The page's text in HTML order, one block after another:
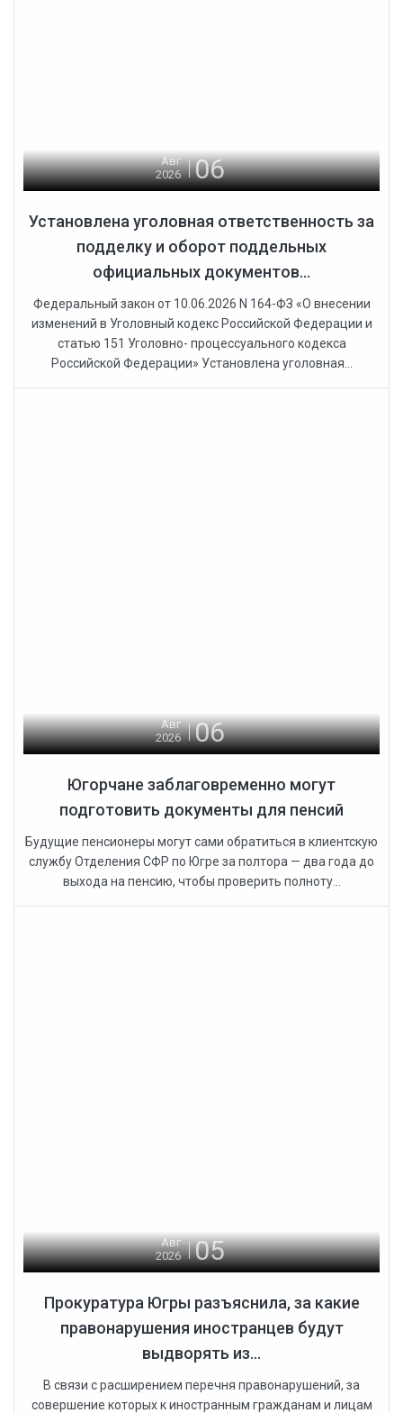
Авг
2026
06
Установлена уголовная ответственность за
подделку и оборот поддельных
официальных документов...
Федеральный закон от 10.06.2026 N 164-ФЗ «О внесении
изменений в Уголовный кодекс Российской Федерации и
статью 151 Уголовно- процессуального кодекса
Российской Федерации» Установлена уголовная...
Авг
2026
06
Югорчане заблаговременно могут
подготовить документы для пенсий
Будущие пенсионеры могут сами обратиться в клиентскую
службу Отделения СФР по Югре за полтора — два года до
выхода на пенсию, чтобы проверить полноту...
Авг
2026
05
Прокуратура Югры разъяснила, за какие
правонарушения иностранцев будут
выдворять из...
В связи с расширением перечня правонарушений, за
совершение которых к иностранным гражданам и лицам